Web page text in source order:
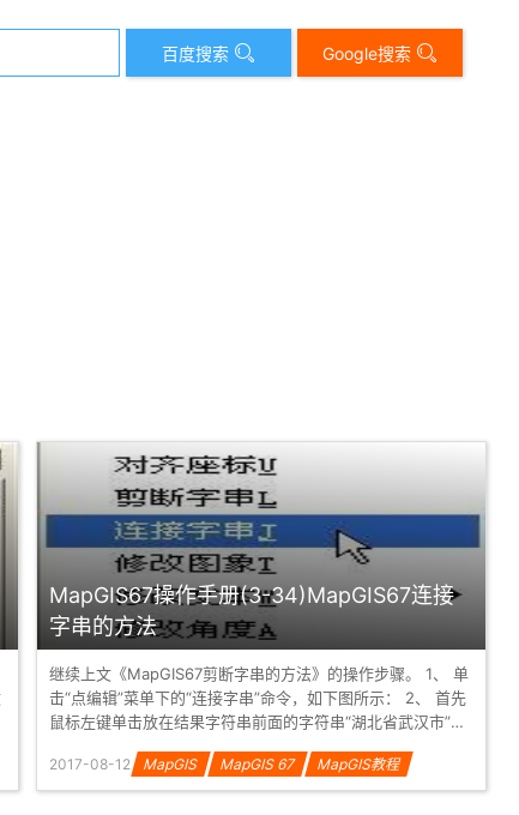
百度搜索 Google搜索
MapGIS67操作手册(3-34)MapGIS67连接
字串的方法
继续上文《MapGIS67剪断字串的方法》的操作步骤。 1、 单
击“点编辑”菜单下的“连接字串”命令，如下图所示： 2、 首先
鼠标左键单击放在结果字符串前面的字符串“湖北省武汉市”，
2017-08-12 MapGIS MapGIS 67 MapGIS教程